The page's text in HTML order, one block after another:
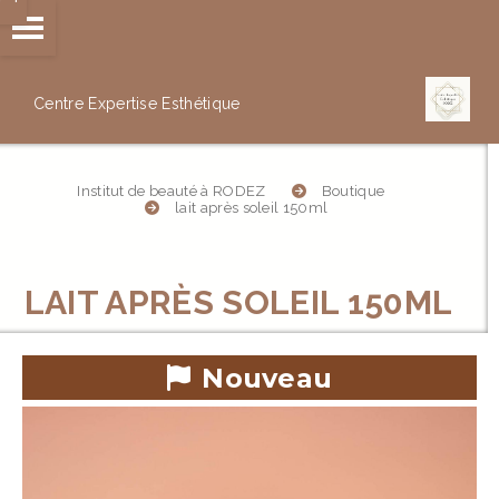
Centre Expertise Esthétique
Institut de beauté à RODEZ
Boutique
lait après soleil 150ml
LAIT APRÈS SOLEIL 150ML
Nouveau
Panneau de gestion des cookies